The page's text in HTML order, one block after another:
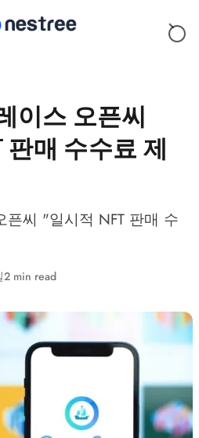
이스 오픈씨
판매 수수료 제
픈씨 "일시적 NFT 판매 수
2 min read